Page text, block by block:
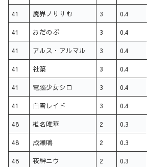
41 魔界ノりりむ 3 0.4
41 おだのぶ 3 0.4
41 アルス・アルマル 3 0.4
41 社築 3 0.4
41 電脳少女シロ 3 0.4
41 白雪レイド 3 0.4
48 椎名唯華 2 0.3
48 成瀬鳴 2 0.3
48 夜絆ニウ 2 0.3